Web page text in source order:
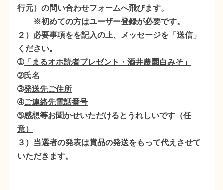
行元）の問い合わせフォームへ飛びます。
※初めての方はユーザー登録が必要です。
２）必要事項をを記入の上、メッセージを「送信」
ください。
➀「 まるオホ読者プレゼント・酒井農園白みそ」
➁氏名
➂発送先ご住所
➃ご連絡先電話番号
➄感想等お聞かせいただけるとうれしいです（任
意）
３）当選者の発表は賞品の発送をもって代えさせて
いただきます。